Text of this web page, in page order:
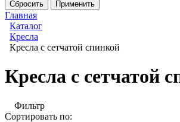
Главная
Каталог
Кресла
Кресла с сетчатой спинкой
Кресла с сетчатой
Фильтр
Сортировать по: